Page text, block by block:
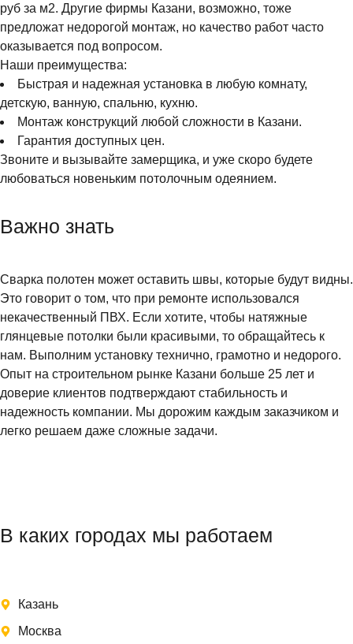
руб за м2. Другие фирмы Казани, возможно, тоже
предложат недорогой монтаж, но качество работ часто
оказывается под вопросом.
Наши преимущества:
Быстрая и надежная установка в любую комнату,
детскую, ванную, спальню, кухню.
Монтаж конструкций любой сложности в Казани.
Гарантия доступных цен.
Звоните и вызывайте замерщика, и уже скоро будете
любоваться новеньким потолочным одеянием.
Важно знать
Сварка полотен может оставить швы, которые будут видны.
Это говорит о том, что при ремонте использовался
некачественный ПВХ. Если хотите, чтобы натяжные
глянцевые потолки были красивыми, то обращайтесь к
нам. Выполним установку технично, грамотно и недорого.
Опыт на строительном рынке Казани больше 25 лет и
доверие клиентов подтверждают стабильность и
надежность компании. Мы дорожим каждым заказчиком и
легко решаем даже сложные задачи.
В каких городах мы работаем
Казань
Москва